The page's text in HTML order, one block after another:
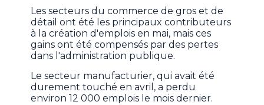
Les secteurs du commerce de gros et de
détail ont été les principaux contributeurs
à la création d'emplois en mai, mais ces
gains ont été compensés par des pertes
dans l'administration publique.
Le secteur manufacturier, qui avait été
durement touché en avril, a perdu
environ 12 000 emplois le mois dernier.